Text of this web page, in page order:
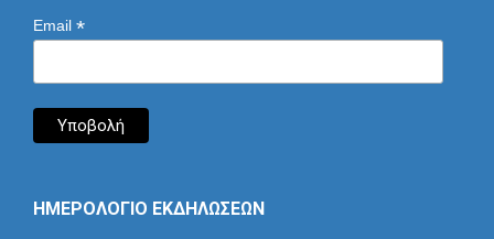
Email *
ΗΜΕΡΟΛΟΓΙΟ ΕΚΔΗΛΩΣΕΩΝ